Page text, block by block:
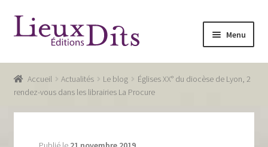
Aller
à
navigation
Aller
au
Menu
Accueil
Commande
Conditions générales de vente
Glossaire
Accueil Actualités Le blog
Églises XX° du diocèse de Lyon, 2
rendez-vous dans les librairies La Procure